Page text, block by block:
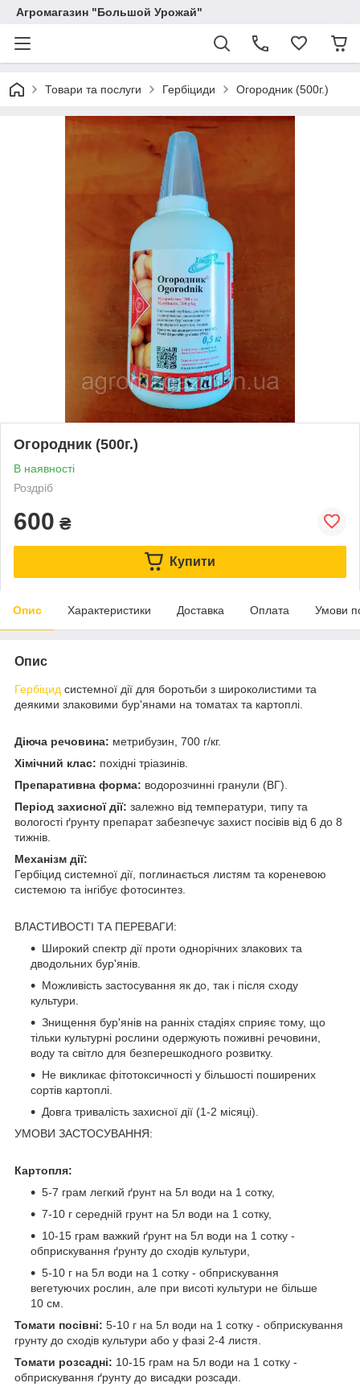
Агромагазин "Большой Урожай"
Товари та послуги Гербіциди Огородник (500г.)
Огородник (500г.)
В наявності
Роздріб
600 ₴
Купити
Опис Характеристики Доставка Оплата Умови
Опис
Гербіцид системної дії для боротьби з широколистими та
деякими злаковими бур'янами на томатах та картоплі.
Діюча речовина: метрибузин, 700 г/кг.
Хімічний клас: похідні тріазинів.
Препаративна форма: водорозчинні гранули (ВГ).
Період захисної дії: залежно від температури, типу та
вологості ґрунту препарат забезпечує захист посівів від 6 до 8
тижнів.
Механізм дії:
Гербіцид системної дії, поглинається листям та кореневою
системою та інгібує фотосинтез.
ВЛАСТИВОСТІ ТА ПЕРЕВАГИ:
Широкий спектр дії проти однорічних злакових та
дводольних бур'янів.
Можливість застосування як до, так і після сходу
культури.
Знищення бур'янів на ранніх стадіях сприяє тому, що
тільки культурні рослини одержують поживні речовини,
воду та світло для безперешкодного розвитку.
Не викликає фітотоксичності у більшості поширених
сортів картоплі.
Довга тривалість захисної дії (1-2 місяці).
УМОВИ ЗАСТОСУВАННЯ:
Картопля:
5-7 грам легкий ґрунт на 5л води на 1 сотку,
7-10 г середній грунт на 5л води на 1 сотку,
10-15 грам важкий ґрунт на 5л води на 1 сотку -
обприскування ґрунту до сходів культури,
5-10 г на 5л води на 1 сотку - обприскування
вегетуючих рослин, але при висоті культури не більше
10 см.
Томати посівні: 5-10 г на 5л води на 1 сотку - обприскування
грунту до сходів культури або у фазі 2-4 листя.
Томати розсадні: 10-15 грам на 5л води на 1 сотку -
обприскування ґрунту до висадки розсади.